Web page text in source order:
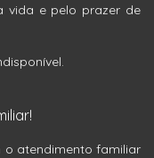
vida e pelo prazer de
atendimento familiar